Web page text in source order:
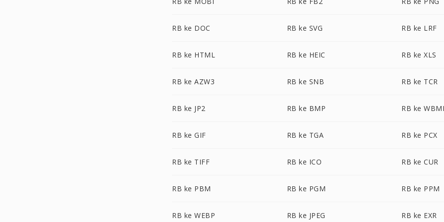
RB ke DOC RB ke SVG RB ke LRF
RB ke HTML RB ke HEIC RB ke XLS
RB ke AZW3 RB ke SNB RB ke TCR
RB ke JP2 RB ke BMP RB ke
RB ke GIF RB ke TGA RB ke PCX
RB ke TIFF RB ke ICO RB ke CUR
RB ke PBM RB ke PGM RB ke PPM
RB ke WEBP RB ke JPEG RB ke EXR